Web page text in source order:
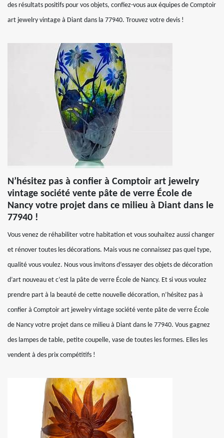
des résultats positifs pour vos objets, confiez-vous aux équipes de Comptoir
art jewelry vintage à Diant dans la 77940. Trouvez votre devis !
N’hésitez pas à confier à Comptoir art jewelry
vintage société vente pâte de verre École de
Nancy votre projet dans ce milieu à Diant dans le
77940 !
Vous venez de réhabiliter votre habitation et vous souhaitez aussi changer
et rénover toutes les décorations. Mais vous ne connaissez pas quel type,
qualité vous voulez. Nous vous invitons d’essayer des objets de décoration
d’art nouveau et c’est la pâte de verre École de Nancy. Et si vous voulez
prendre part à la beauté de cette nouvelle décoration, n’hésitez pas à
confier à Comptoir art jewelry vintage société vente pâte de verre École
de Nancy votre projet dans ce milieu à Diant dans le 77940. Vous gagnez
des lampes de table, petite coupelle, vase de toutes les formes. Elles les
vendent à des prix compétitifs !